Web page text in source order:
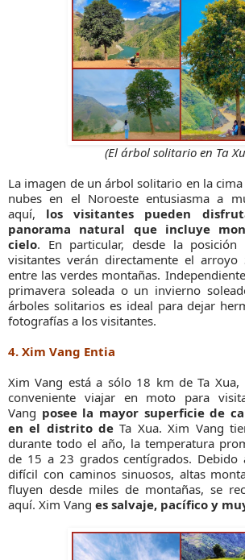
(El árbol solitario en Ta
La imagen de un árbol solitario en la
nubes en el Noroeste entusiasma a
aquí, los visitantes pueden
panorama natural que incluye
cielo. En particular, desde la
visitantes verán directamente el arroyo
entre las verdes montañas.
primavera soleada o un invierno
árboles solitarios es ideal para dejar
fotografías a los visitantes.
4. Xim Vang Entia
Xim Vang está a sólo 18 km de Ta
conveniente viajar en moto para
Vang posee la mayor superficie de
en el distrito de Ta Xua. Xim Vang
durante todo el año, la temperatura
de 15 a 23 grados centígrados. Debido
difícil con caminos sinuosos, altas
fluyen desde miles de montañas, se
aquí. Xim Vang es salvaje, pacífico y